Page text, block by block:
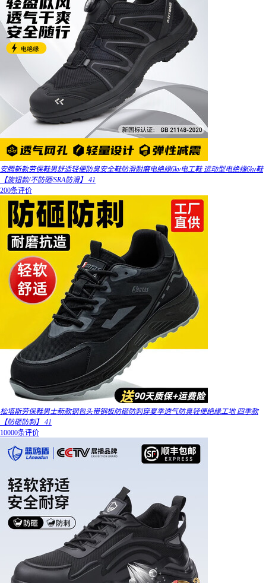
安腾新款劳保鞋男舒适轻便防臭安全鞋防滑耐磨电绝缘6kv电工鞋 运动型电绝缘6kv鞋
【旋钮款/不防砸/SRA防滑】 41
200条评价
松塔斯劳保鞋男士新款钢包头带钢板防砸防刺穿夏季透气防臭轻便绝缘工地 四季款
【防砸防刺】 41
10000条评价